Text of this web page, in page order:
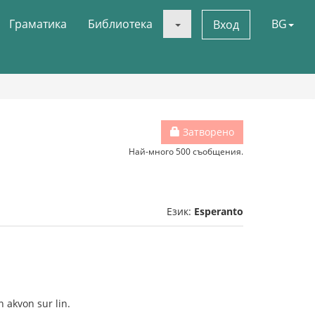
Граматика Библиотека Вход BG
Затворено
Най-много 500 съобщения.
Език: Esperanto
akvon sur lin.